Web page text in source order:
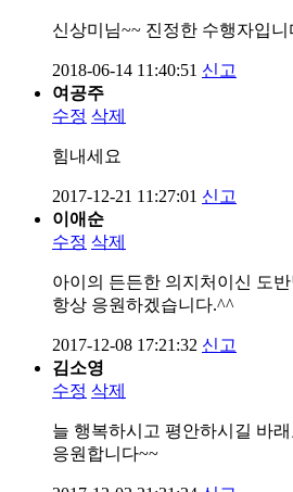
신상미님~~ 진정한 수행자입니
2018-06-14 11:40:51 신고
여공주
수정 삭제
힘내세요
2017-12-21 11:27:01 신고
이애순
수정 삭제
아이의 든든한 의지처이신 도반
항상 응원하겠습니다.^^
2017-12-08 17:21:32 신고
김소영
수정 삭제
늘 행복하시고 평안하시길 바
응원합니다~~